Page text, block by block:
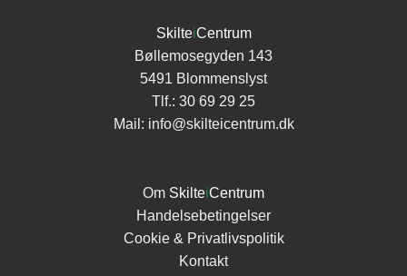
SkilteiCentrum
Bøllemosegyden 143
5491 Blommenslyst
Tlf.: 30 69 29 25
Mail: info@skilteicentrum.dk
Om SkilteiCentrum
Handelsebetingelser
Cookie & Privatlivspolitik
Kontakt